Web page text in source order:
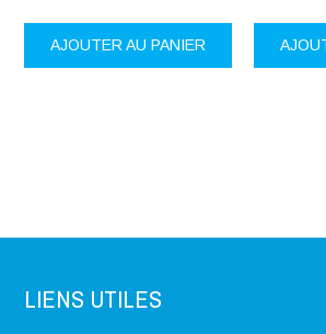
AJOUTER AU PANIER
LIENS UTILES